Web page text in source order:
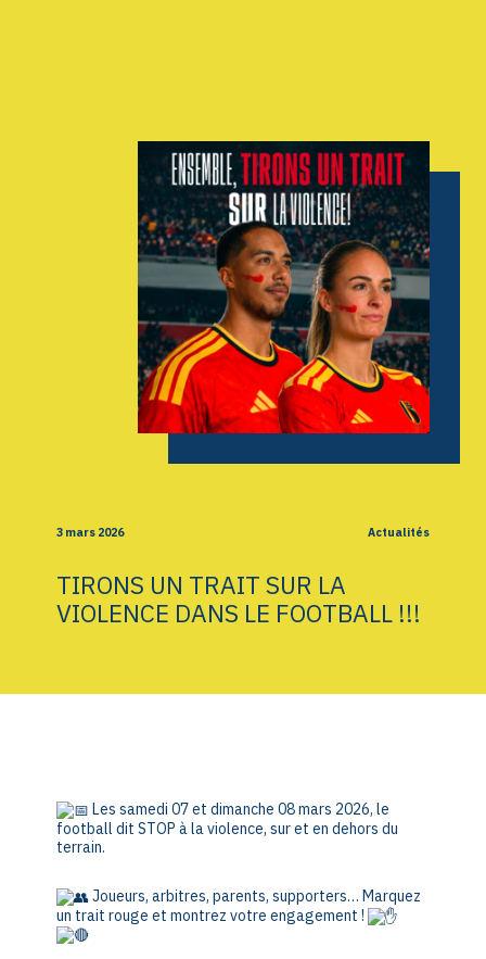
INFOS
CONTACT
3 mars 2026 Actualités
TIRONS UN TRAIT SUR LA
VIOLENCE DANS LE FOOTBALL !!!
Les samedi 07 et dimanche 08 mars 2026, le
football dit STOP à la violence, sur et en dehors du
terrain.
Joueurs, arbitres, parents, supporters… Marquez
un trait rouge et montrez votre engagement !